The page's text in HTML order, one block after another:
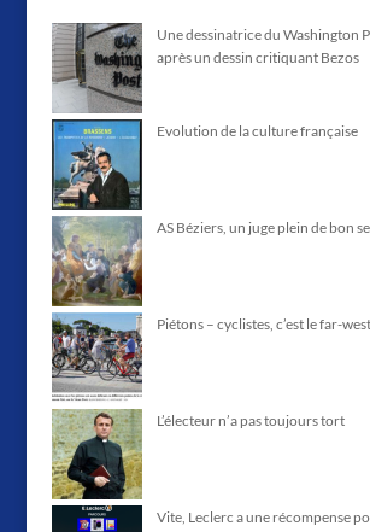
Une dessinatrice du Washington
après un dessin critiquant Bezos
Evolution de la culture française
AS Béziers, un juge plein de bon
Piétons – cyclistes, c’est le far-
L’électeur n’a pas toujours tort
Vite, Leclerc a une récompense